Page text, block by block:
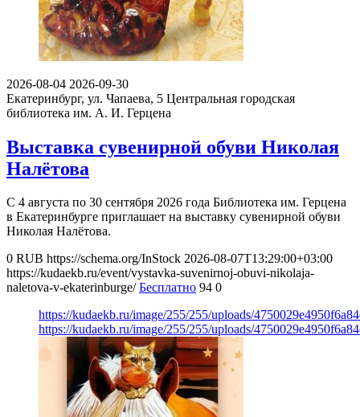
2026-08-04 2026-09-30
Екатеринбург, ул. Чапаева, 5 Центральная городская
библиотека им. А. И. Герцена
Выставка сувенирной обуви Николая
Налётова
С 4 августа по 30 сентября 2026 года Библиотека им. Герцена
в Екатеринбурге приглашает на выставку сувенирной обуви
Николая Налётова.
0 RUB https://schema.org/InStock 2026-08-07T13:29:00+03:00
https://kudaekb.ru/event/vystavka-suvenirnoj-obuvi-nikolaja-
naletova-v-ekaterinburge/ Бесплатно 94 0
https://kudaekb.ru/image/255/255/uploads/
https://kudaekb.ru/image/255/255/uploads/